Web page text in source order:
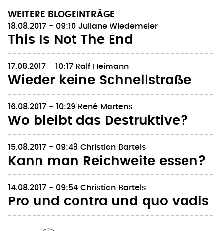
WEITERE BLOGEINTRÄGE
18.08.2017 - 09:10 Juliane Wiedemeier
This Is Not The End
17.08.2017 - 10:17 Ralf Heimann
Wieder keine Schnellstraße
16.08.2017 - 10:29 René Martens
Wo bleibt das Destruktive?
15.08.2017 - 09:48 Christian Bartels
Kann man Reichweite essen?
14.08.2017 - 09:54 Christian Bartels
Pro und contra und quo vadis